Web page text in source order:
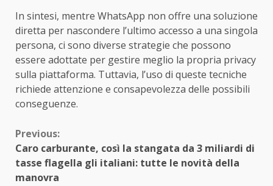
In sintesi, mentre WhatsApp non offre una soluzione
diretta per nascondere l’ultimo accesso a una singola
persona, ci sono diverse strategie che possono
essere adottate per gestire meglio la propria privacy
sulla piattaforma. Tuttavia, l’uso di queste tecniche
richiede attenzione e consapevolezza delle possibili
conseguenze.
Continue
Reading
Previous:
Caro carburante, così la stangata da 3 miliardi di
tasse flagella gli italiani: tutte le novità della
manovra